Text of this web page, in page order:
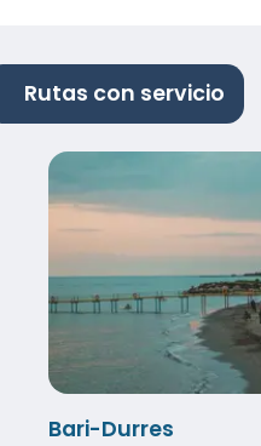
Rutas con servicio
Bari-Durres